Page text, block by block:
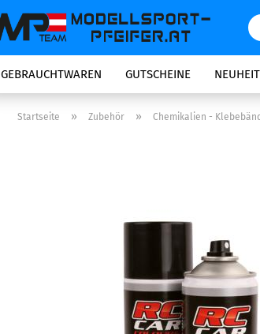
GEBRAUCHTWAREN GUTSCHEINE
Startseite » Zubehör » Chemikalien -